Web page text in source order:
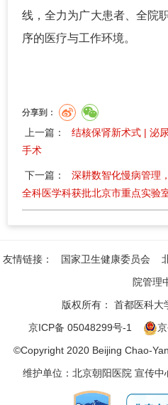
线，全力为广大患者、全院
序的医疗与工作环境。
分享到：
上一篇：
结核保肾新术式 | 泌
手术
下一篇：
深耕数智化慢病管
全科医学科获批北京市重点实验
友情链接： 国家卫生健康委员会
院管理
版权所有： 首都医科大
京ICP备 05048299号-1
©Copyright 2020 Beijing Chao-
维护单位：北京朝阳医院 宣传